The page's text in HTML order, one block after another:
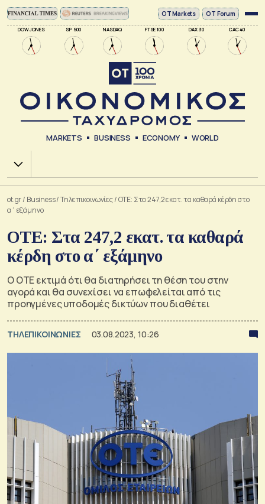
DOW JONES SP 500 NASDAQ FTSE 100 DAX 30 CAC 40
ΟΤ Markets OT Forum
MARKETS BUSINESS ECONOMY WORLD
Χ.Α.
ot.gr/ Business/Τηλεπικοινωνίες/ΟΤΕ: Στα 247,2 εκατ. τα καθαρά κέρδη στο
α΄ εξάμηνο
ΟΤΕ: Στα 247,2 εκατ. τα καθαρά
κέρδη στο α΄ εξάμηνο
Ο OΤΕ εκτιμά ότι θα διατηρήσει τη θέση του στην
αγορά και θα συνεχίσει να επωφελείται από τις
προηγμένες υποδομές δικτύων που διαθέτει
ΤΗΛΕΠΙΚΟΙΝΩΝΙΕΣ 03.08.2023, 10:26